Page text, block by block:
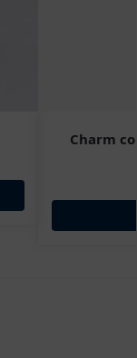
Charm